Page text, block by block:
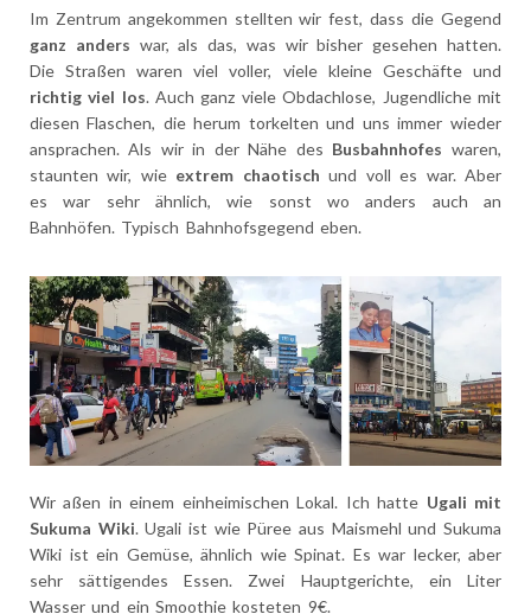
Im Zentrum angekommen stellten wir fest, dass die Gegend
ganz anders war, als das, was wir bisher gesehen hatten.
Die Straßen waren viel voller, viele kleine Geschäfte und
richtig viel los. Auch ganz viele Obdachlose, Jugendliche mit
diesen Flaschen, die herum torkelten und uns immer wieder
ansprachen. Als wir in der Nähe des Busbahnhofes waren,
staunten wir, wie extrem chaotisch und voll es war. Aber
es war sehr ähnlich, wie sonst wo anders auch an
Bahnhöfen. Typisch Bahnhofsgegend eben.
Wir aßen in einem einheimischen Lokal. Ich hatte Ugali mit
Sukuma Wiki. Ugali ist wie Püree aus Maismehl und Sukuma
Wiki ist ein Gemüse, ähnlich wie Spinat. Es war lecker, aber
sehr sättigendes Essen. Zwei Hauptgerichte, ein Liter
Wasser und ein Smoothie kosteten 9€.